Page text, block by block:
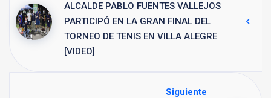
ALCALDE PABLO FUENTES VALLEJOS
PARTICIPÓ EN LA GRAN FINAL DEL
TORNEO DE TENIS EN VILLA ALEGRE
[VIDEO]
Siguiente